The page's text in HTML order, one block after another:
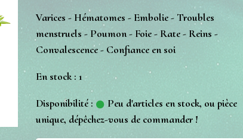
Varices - Hématomes - Embolie - Troubles
menstruels - Poumon - Foie - Rate - Reins -
Convalescence - Confiance en soi
En stock : 1
Disponibilité :
Peu d'articles en stock, ou pièce
unique, dépêchez-vous de commander !